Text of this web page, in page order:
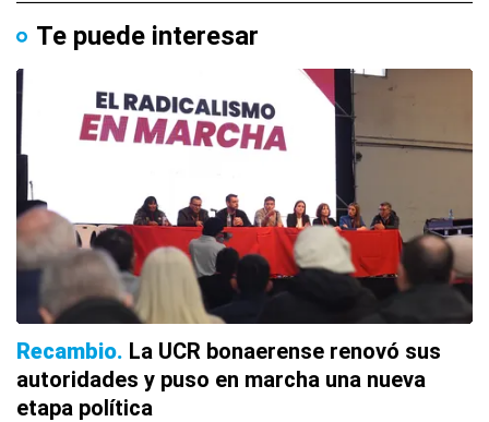
Te puede interesar
Recambio La UCR bonaerense renovó sus
autoridades y puso en marcha una nueva
etapa política